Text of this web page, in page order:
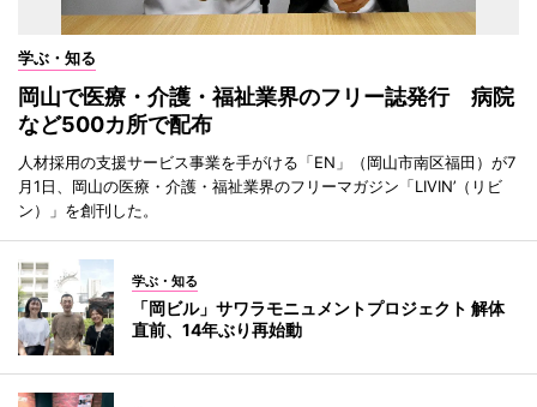
学ぶ・知る
岡山で医療・介護・福祉業界のフリー誌発行 病院
など500カ所で配布
人材採用の支援サービス事業を手がける「EN」（岡山市南区福田）が7
月1日、岡山の医療・介護・福祉業界のフリーマガジン「LIVIN’（リビ
ン）」を創刊した。
学ぶ・知る
「岡ビル」サワラモニュメントプロジェクト 解体
直前、14年ぶり再始動